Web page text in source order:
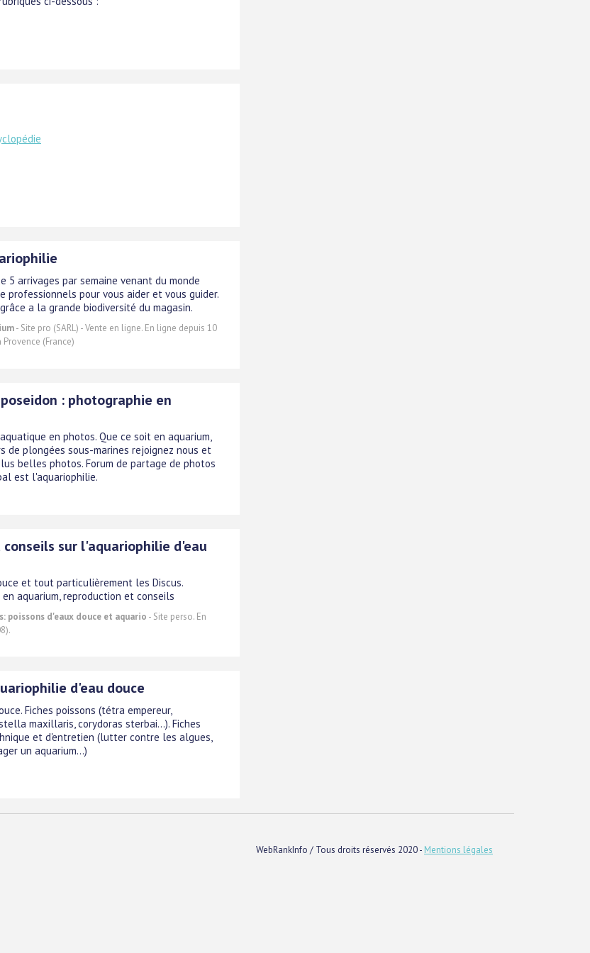
5 arrivages par semaine venant du monde
professionnels pour vous aider et vous guider.
a la grande biodiversité du magasin.
- Site pro (SARL) - Vente en ligne. En ligne depuis 10
Provence (France)
: photographie en
en photos. Que ce soit en aquarium,
de plongées sous-marines rejoignez nous et
belles photos. Forum de partage de photos
est l'aquariophilie.
sur l'aquariophilie d'eau
et tout particulièrement les Discus.
aquarium, reproduction et conseils
poissons d'eaux douce et aquario - Site perso. En
d'eau douce
Fiches poissons (tétra empereur,
maxillaris, corydoras sterbai...). Fiches
et d'entretien (lutter contre les algues,
un aquarium...)
WebRankInfo / Tous droits réservés 2020 - Mentions légales